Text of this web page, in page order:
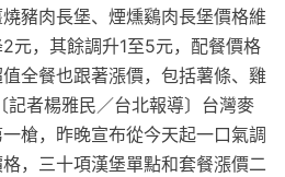
豬肉長堡、煙燻鷄肉長堡價格維
元，其餘調升1至5元，配餐價格
全餐也跟著漲價，包括薯條、雞
記者楊雅民／台北報導〕台灣麥
槍，昨晚宣布從今天起一口氣調
，三十項漢堡單點和套餐漲價二